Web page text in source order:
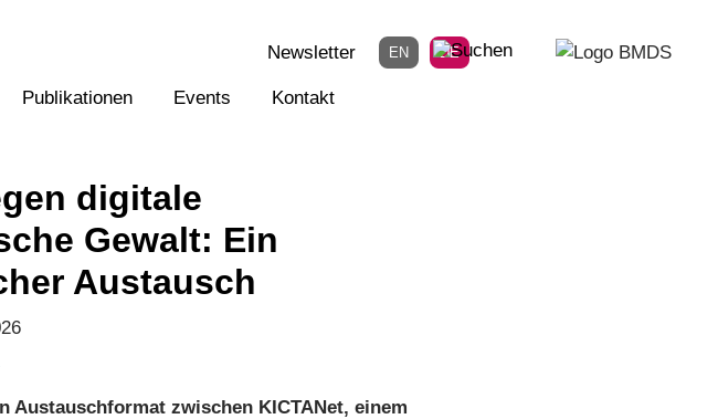
Publikationen Events Kontakt
Newsletter EN DE
digitale
Gewalt: Ein
Austausch
Austauschformat zwischen KICTANet, einem